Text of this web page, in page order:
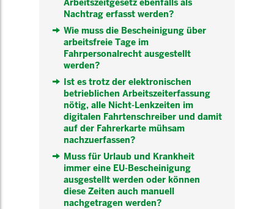
Arbeitszeitgesetz ebenfalls als
Nachtrag erfasst werden?
Wie muss die Bescheinigung über
arbeitsfreie Tage im
Fahrpersonalrecht ausgestellt
werden?
Ist es trotz der elektronischen
betrieblichen Arbeitszeiterfassung
nötig, alle Nicht-Lenkzeiten im
digitalen Fahrtenschreiber und damit
auf der Fahrerkarte mühsam
nachzuerfassen?
Muss für Urlaub und Krankheit
immer eine EU-Bescheinigung
ausgestellt werden oder können
diese Zeiten auch manuell
nachgetragen werden?